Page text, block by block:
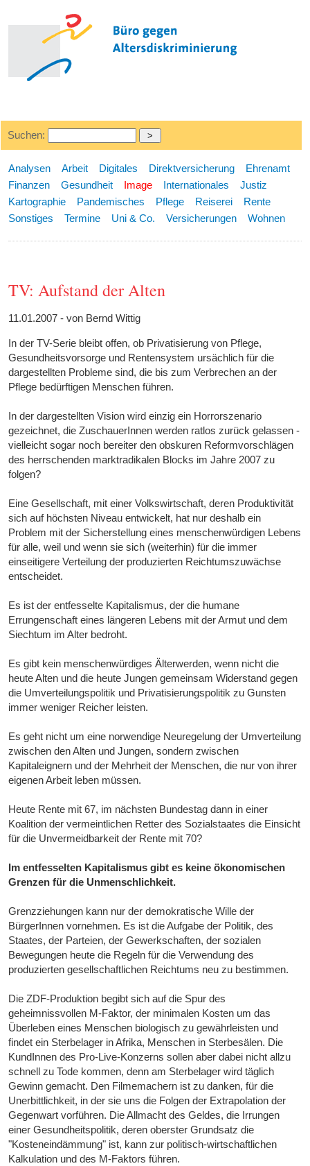
Suchen:
Analysen Arbeit Digitales Direktversicherung
Ehrenamt
Finanzen
Gesundheit Image Internationales
Justiz
Kartographie
Pandemisches Pflege Reiserei
Rente
Sonstiges
Termine Uni & Co. Versicherungen Wohnen
TV: Aufstand der Alten
11.01.2007 - von Bernd Wittig
In der TV-Serie bleibt offen, ob Privatisierung von Pflege,
Gesundheitsvorsorge und Rentensystem ursächlich für die
dargestellten Probleme sind, die bis zum Verbrechen an der
Pflege bedürftigen Menschen führen.
In der dargestellten Vision wird einzig ein Horrorszenario
gezeichnet, die ZuschauerInnen werden ratlos zurück gelassen -
vielleicht sogar noch bereiter den obskuren Reformvorschlägen
des herrschenden marktradikalen Blocks im Jahre 2007 zu
folgen?
Eine Gesellschaft, mit einer Volkswirtschaft, deren Produktivität
sich auf höchsten Niveau entwickelt, hat nur deshalb ein
Problem mit der Sicherstellung eines menschenwürdigen Lebens
für alle, weil und wenn sie sich (weiterhin) für die immer
einseitigere Verteilung der produzierten Reichtumszuwächse
entscheidet.
Es ist der entfesselte Kapitalismus, der die humane
Errungenschaft eines längeren Lebens mit der Armut und dem
Siechtum im Alter bedroht.
Es gibt kein menschenwürdiges Älterwerden, wenn nicht die
heute Alten und die heute Jungen gemeinsam Widerstand gegen
die Umverteilungspolitik und Privatisierungspolitik zu Gunsten
immer weniger Reicher leisten.
Es geht nicht um eine norwendige Neuregelung der Umverteilung
zwischen den Alten und Jungen, sondern zwischen
Kapitaleignern und der Mehrheit der Menschen, die nur von ihrer
eigenen Arbeit leben müssen.
Heute Rente mit 67, im nächsten Bundestag dann in einer
Koalition der vermeintlichen Retter des Sozialstaates die Einsicht
für die Unvermeidbarkeit der Rente mit 70?
Im entfesselten Kapitalismus gibt es keine ökonomischen
Grenzen für die Unmenschlichkeit.
Grenzziehungen kann nur der demokratische Wille der
BürgerInnen vornehmen. Es ist die Aufgabe der Politik, des
Staates, der Parteien, der Gewerkschaften, der sozialen
Bewegungen heute die Regeln für die Verwendung des
produzierten gesellschaftlichen Reichtums neu zu bestimmen.
Die ZDF-Produktion begibt sich auf die Spur des
geheimnissvollen M-Faktor, der minimalen Kosten um das
Überleben eines Menschen biologisch zu gewährleisten und
findet ein Sterbelager in Afrika, Menschen in Sterbesälen. Die
KundInnen des Pro-Live-Konzerns sollen aber dabei nicht allzu
schnell zu Tode kommen, denn am Sterbelager wird täglich
Gewinn gemacht. Den Filmemachern ist zu danken, für die
Unerbittlichkeit, in der sie uns die Folgen der Extrapolation der
Gegenwart vorführen. Die Allmacht des Geldes, die Irrungen
einer Gesundheitspolitik, deren oberster Grundsatz die
"Kosteneindämmung" ist, kann zur politisch-wirtschaftlichen
Kalkulation und des M-Faktors führen.